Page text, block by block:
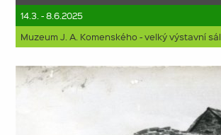
14.3. - 8.6.2025
Muzeum J. A. Komenského - velký výstavní sál